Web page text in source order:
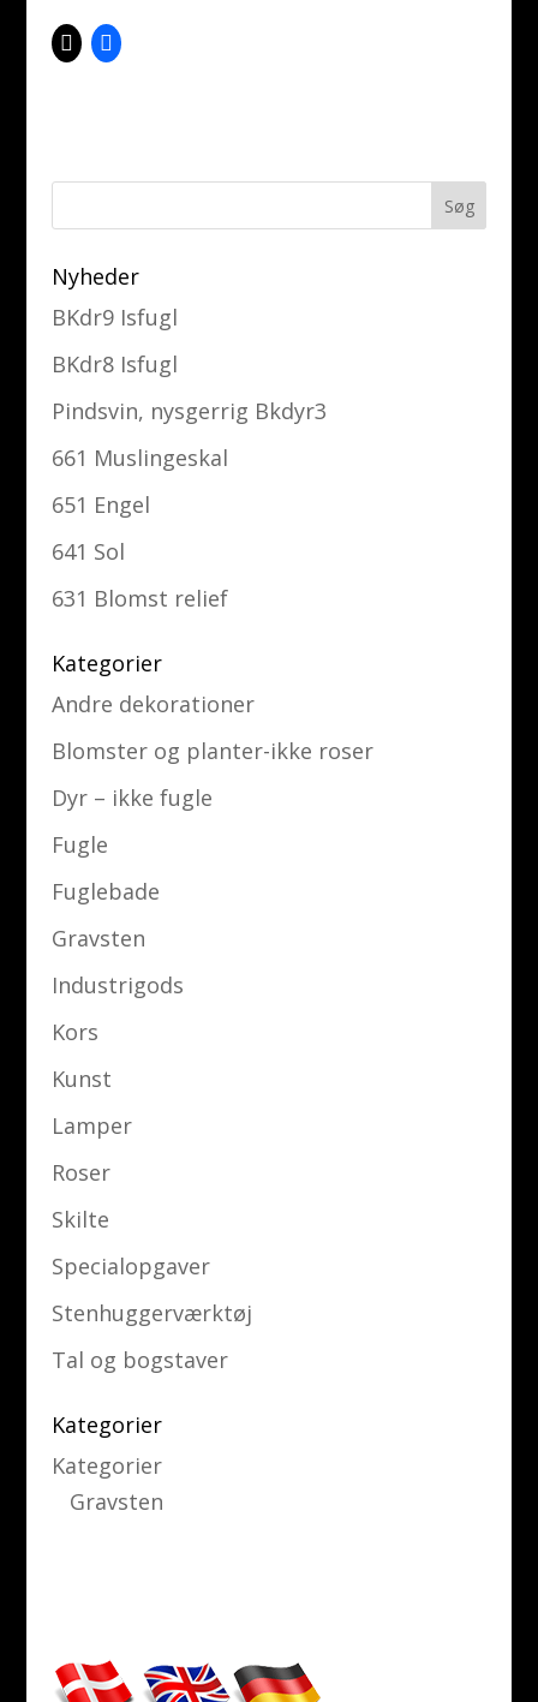
Nyheder
BKdr9 Isfugl
BKdr8 Isfugl
Pindsvin, nysgerrig Bkdyr3
661 Muslingeskal
651 Engel
641 Sol
631 Blomst relief
Kategorier
Andre dekorationer
Blomster og planter-ikke roser
Dyr – ikke fugle
Fugle
Fuglebade
Gravsten
Industrigods
Kors
Kunst
Lamper
Roser
Skilte
Specialopgaver
Stenhuggerværktøj
Tal og bogstaver
Kategorier
Kategorier
Gravsten